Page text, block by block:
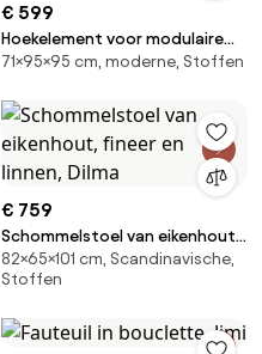
€ 599
Hoekelement voor modulaire
bank, in ribfluweel, Seven
71×95×95 cm, moderne, Stoffen
€ 759
Schommelstoel van eikenhout,
fineer en linnen, Dilma
82×65×101 cm, Scandinavische,
Stoffen